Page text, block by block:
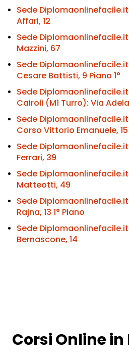
Sede
Affari, 12
Sede
Mazzini, 67
Sede
Cesare Battisti, 9 Piano 1°
Sede
Cairoli (M1 Turro): Via
Sede
Corso Vittorio Emanuele, 15
Sede
Ferrari, 39
Sede
Matteotti, 49
Sede
Rajna, 13 1° Piano
Sede
Bernascone, 14
Corsi Online